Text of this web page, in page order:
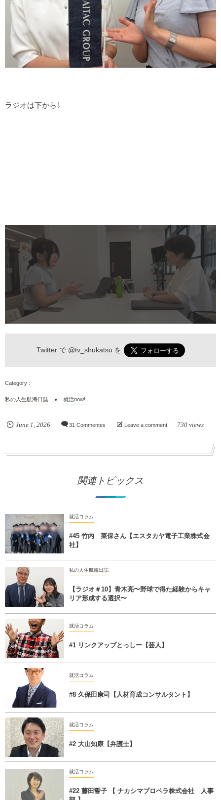
ラジオは下から⇩
Twitter で @tv_shukatsu を
私の人生航海日誌 就活now!
June 1 2026 31 Commentes Leave a comment 730 views
関連トピックス
就活コラム
#45 竹内 菜保さん【エスタカヤ電子工業株式会
社】
私の人生航海日誌
【ラジオ＃10】青木亮〜野球で得た経験からキャ
リア形成する選択〜
就活コラム
#1 リンクアップとっしー【芸人】
就活コラム
#8 久保田康司【人材育成コンサルタント】
就活コラム
#2 大山知康【弁護士】
就活コラム
#22 藤田誓子 【 ナカシマプロペラ株式会社 人事